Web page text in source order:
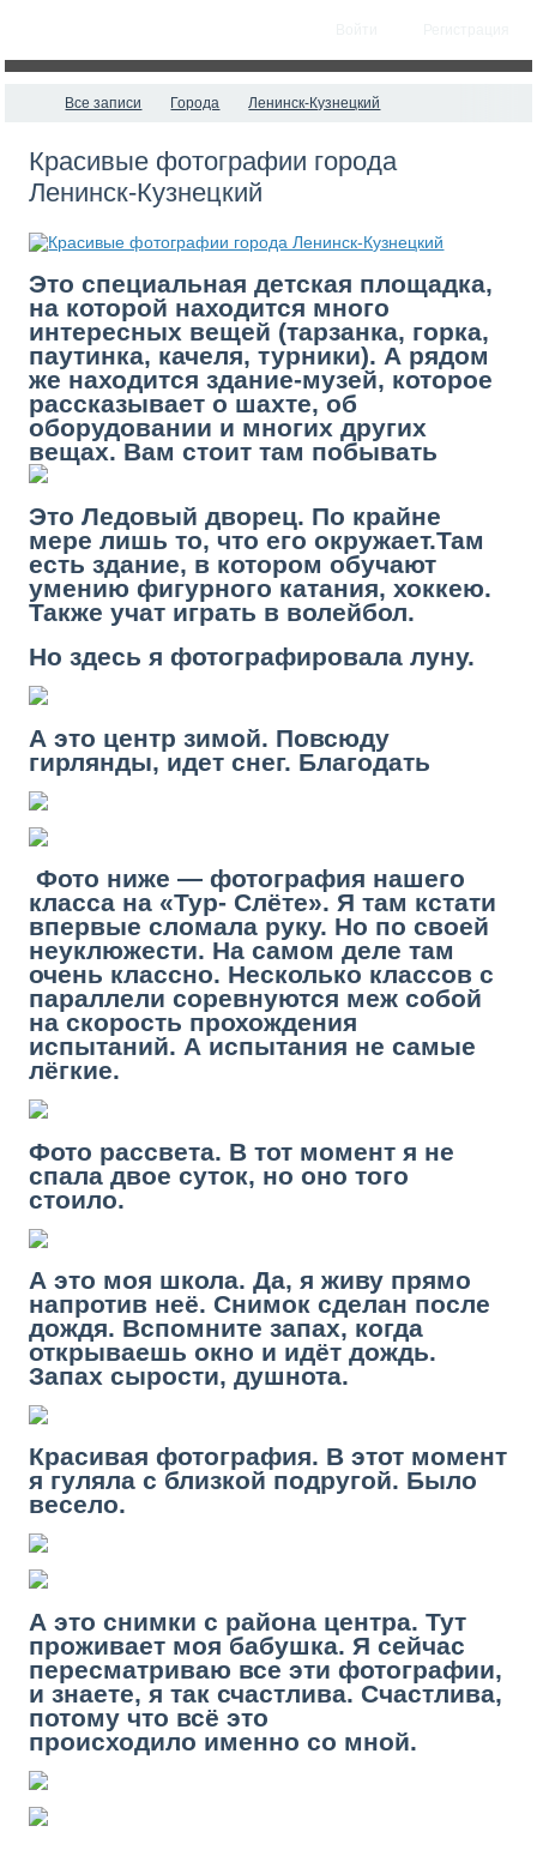
Все записи Города Ленинск-Кузнецкий
Красивые фотографии города
Ленинск-Кузнецкий
Это специальная детская площадка,
на которой находится много
интересных вещей (тарзанка, горка,
паутинка, качеля, турники). А рядом
же находится здание-музей, которое
рассказывает о шахте, об
оборудовании и многих других
вещах. Вам стоит там побывать
Это Ледовый дворец. По крайне
мере лишь то, что его окружает.Там
есть здание, в котором обучают
умению фигурного катания, хоккею.
Также учат играть в волейбол.
Но здесь я фотографировала луну.
А это центр зимой. Повсюду
гирлянды, идет снег. Благодать
Фото ниже — фотография нашего
класса на «Тур- Слёте». Я там кстати
впервые сломала руку. Но по своей
неуклюжести. На самом деле там
очень классно. Несколько классов с
параллели соревнуются меж собой
на скорость прохождения
испытаний. А испытания не самые
лёгкие.
Фото рассвета. В тот момент я не
спала двое суток, но оно того
стоило.
А это моя школа. Да, я живу прямо
напротив неё. Снимок сделан после
дождя. Вспомните запах, когда
открываешь окно и идёт дождь.
Запах сырости, душнота.
Красивая фотография. В этот момент
я гуляла с близкой подругой. Было
весело.
А это снимки с района центра. Тут
проживает моя бабушка. Я сейчас
пересматриваю все эти фотографии,
и знаете, я так счастлива. Счастлива,
потому что всё это
происходило именно со мной.